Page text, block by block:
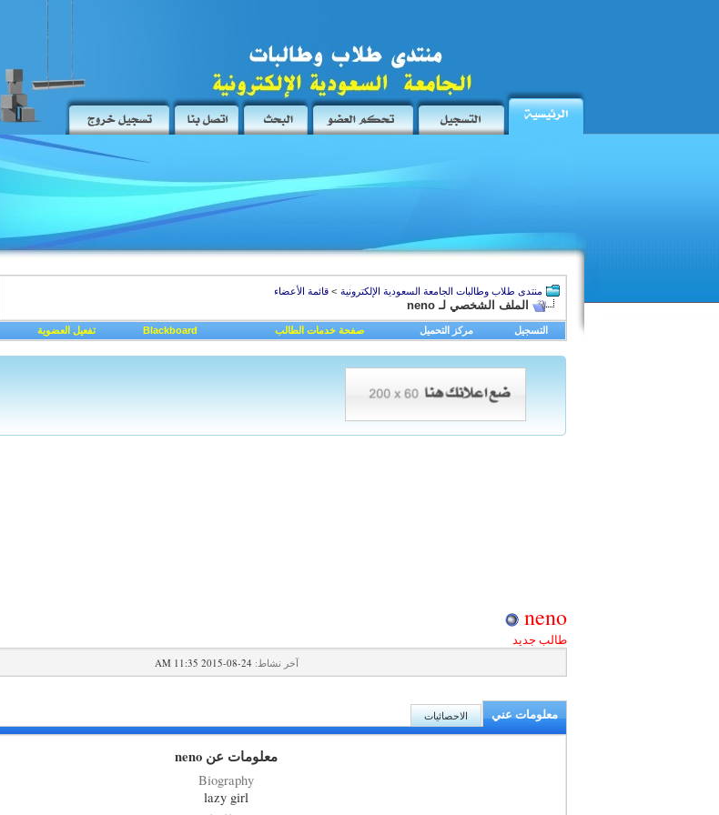
منتدى طلاب وطالبات الجامعة السعودية الإلكترونية >قائمة الأعضاء
الملف الشخصي لـ neno
التسجيل مركز التحميل صفحة خدمات الطالب Blackboard تفعيل العضوية
neno
طالب جديد
آخر نشاط: 24-08-2015
11:35 AM
معلومات عني الاحصائيات
معلومات عن neno
Biography
lazy girl